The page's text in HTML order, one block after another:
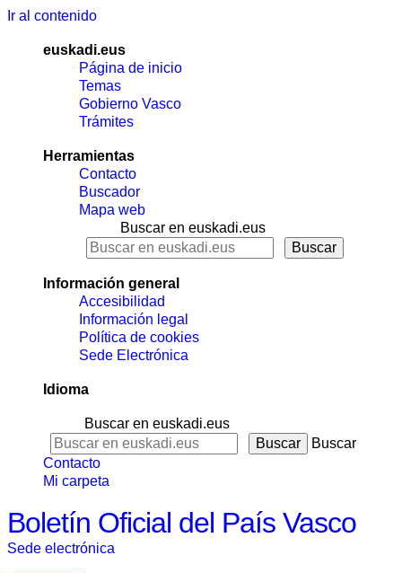
Ir al contenido
euskadi.eus
Página de inicio
Temas
Gobierno Vasco
Trámites
Herramientas
Contacto
Buscador
Mapa web
Buscar en euskadi.eus
Información general
Accesibilidad
Información legal
Política de cookies
Sede Electrónica
Idioma
Buscar en euskadi.eus
Buscar
Contacto
Mi carpeta
Boletín Oficial del País Vasco
Sede electrónica